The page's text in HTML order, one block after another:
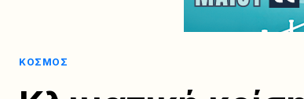
ΚΌΣΜΟΣ